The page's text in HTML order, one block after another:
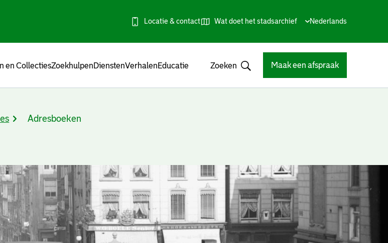
Locatie & contact Wat doet het stadsarchief
Huidige
Nederlands
en CollectiesZoekhulpenDienstenVerhalenEducatie Zoeken Maak een afspraak
Adresboeken